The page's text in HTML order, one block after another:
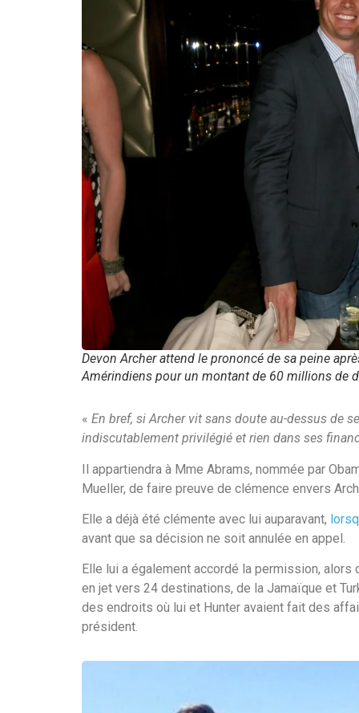
Devon Archer attend le prononcé de sa peine
Amérindiens pour un montant de 60 millions de
« En bref, si Archer vit sans doute au-dessus de
indiscutablement privilégié et rien dans ses
Il appartiendra à Mme Abrams, nommée par
Mueller, de faire preuve de clémence envers
Elle a déjà été clémente avec lui auparavant,
avant que sa décision ne soit annulée en appel.
Elle lui a également accordé la permission,
en jet vers 24 destinations, de la Jamaïque et
des endroits où lui et Hunter avaient fait des
président.